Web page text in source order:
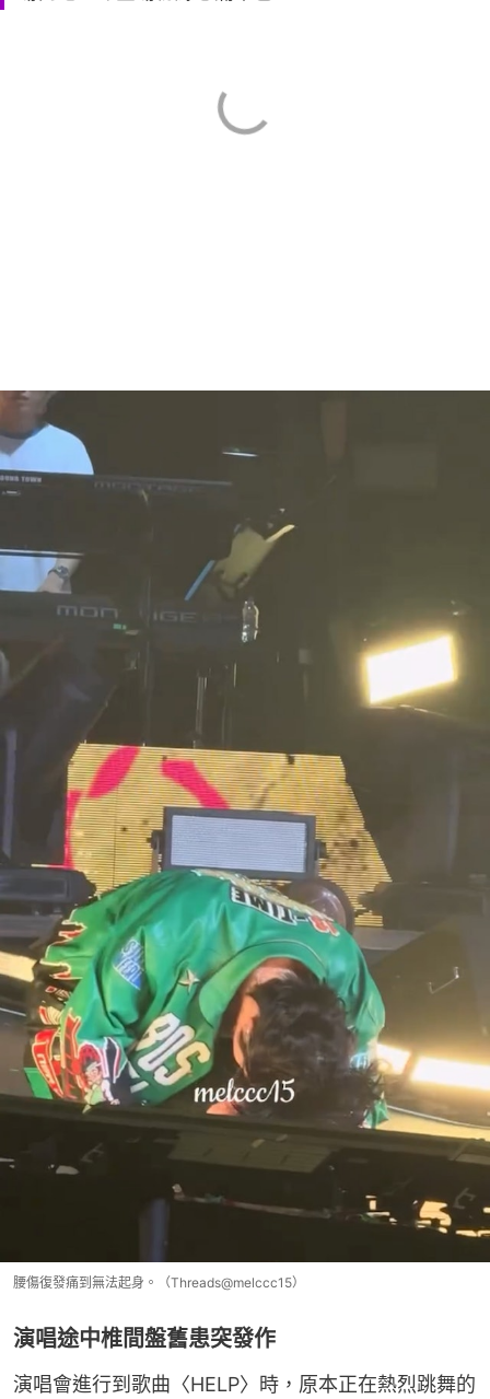
腰傷復發痛到無法起身。（Threads@melccc15）
演唱途中椎間盤舊患突發作
演唱會進行到歌曲〈HELP〉時，原本正在熱烈跳舞的